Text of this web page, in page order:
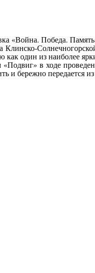
«Война. Победа.
один из наиболее
в ходе
и бережно передается